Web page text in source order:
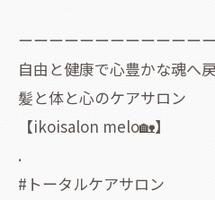
ーーーーーーーーーーーー
自由と健康で心豊かな魂へ
髪と体と心のケアサロン
【ikoisalon melo🏡】
.
#トータルケアサロン